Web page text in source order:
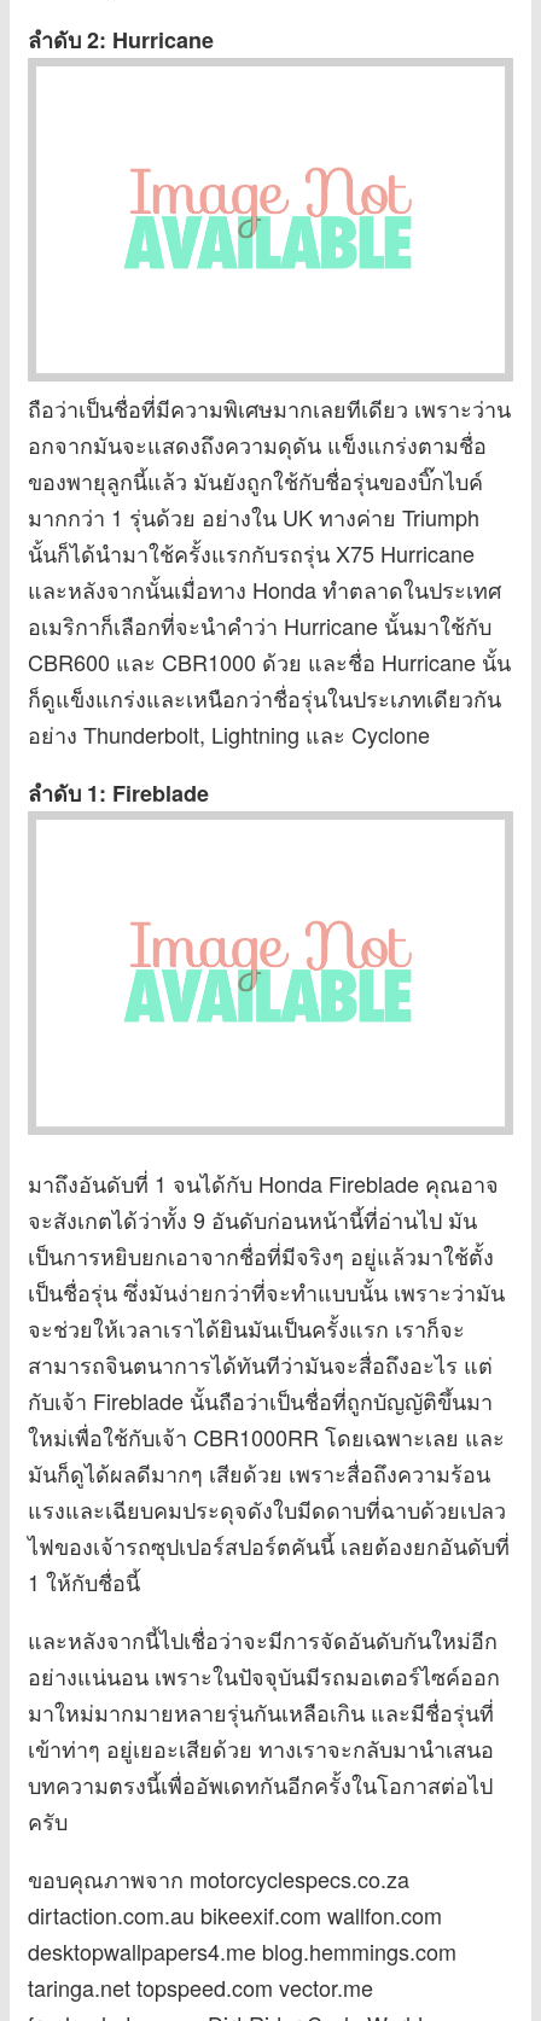
ลำดับ 2: Hurricane
ถือว่าเป็นชื่อที่มีความพิเศษมากเลยทีเดียว เพราะว่าน
อกจากมันจะแสดงถึงความดุดัน แข็งแกร่งตามชื่อ
ของพายุลูกนี้แล้ว มันยังถูกใช้กับชื่อรุ่นของบิ๊กไบค์
มากกว่า 1 รุ่นด้วย อย่างใน UK ทางค่าย Triumph
นั้นก็ได้นำมาใช้ครั้งแรกกับรถรุ่น X75 Hurricane
และหลังจากนั้นเมื่อทาง Honda ทำตลาดในประเทศ
อเมริกาก็เลือกที่จะนำคำว่า Hurricane นั้นมาใช้กับ
CBR600 และ CBR1000 ด้วย และชื่อ Hurricane นั้น
ก็ดูแข็งแกร่งและเหนือกว่าชื่อรุ่นในประเภทเดียวกัน
อย่าง Thunderbolt, Lightning และ Cyclone
ลำดับ 1: Fireblade
มาถึงอันดับที่ 1 จนได้กับ Honda Fireblade คุณอาจ
จะสังเกตได้ว่าทั้ง 9 อันดับก่อนหน้านี้ที่อ่านไป มัน
เป็นการหยิบยกเอาจากชื่อที่มีจริงๆ อยู่แล้วมาใช้ตั้ง
เป็นชื่อรุ่น ซึ่งมันง่ายกว่าที่จะทำแบบนั้น เพราะว่ามัน
จะช่วยให้เวลาเราได้ยินมันเป็นครั้งแรก เราก็จะ
สามารถจินตนาการได้ทันทีว่ามันจะสื่อถึงอะไร แต่
กับเจ้า Fireblade นั้นถือว่าเป็นชื่อที่ถูกบัญญัติขึ้นมา
ใหม่เพื่อใช้กับเจ้า CBR1000RR โดยเฉพาะเลย และ
มันก็ดูได้ผลดีมากๆ เสียด้วย เพราะสื่อถึงความร้อน
แรงและเฉียบคมประดุจดังใบมีดดาบที่ฉาบด้วยเปลว
ไฟของเจ้ารถซุปเปอร์สปอร์ตคันนี้ เลยต้องยกอันดับที่
1 ให้กับชื่อนี้
และหลังจากนี้ไปเชื่อว่าจะมีการจัดอันดับกันใหม่อีก
อย่างแน่นอน เพราะในปัจจุบันมีรถมอเตอร์ไซค์ออก
มาใหม่มากมายหลายรุ่นกันเหลือเกิน และมีชื่อรุ่นที่
เข้าท่าๆ อยู่เยอะเสียด้วย ทางเราจะกลับมานำเสนอ
บทความตรงนี้เพื่ออัพเดทกันอีกครั้งในโอกาสต่อไป
ครับ
ขอบคุณภาพจาก motorcyclespecs.co.za
dirtaction.com.au bikeexif.com wallfon.com
desktopwallpapers4.me blog.hemmings.com
taringa.net topspeed.com vector.me